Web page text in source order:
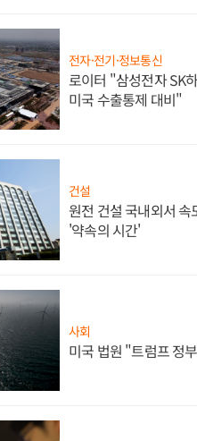
전자·전기·정보통신
로이터 "삼성전자 SK
미국 수출통제 대비"
건설
원전 건설 국내외서 속
'약속의 시간'
사회
미국 법원 "트럼프 정